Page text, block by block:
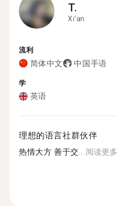
T.
Xi'an
流利
简体中文 中国手语
学
英语
理想的语言社群伙伴
热情大方 善于交...阅读更多